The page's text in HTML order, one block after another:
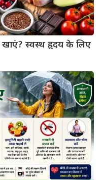
स्वस्थ हृदय के लिए